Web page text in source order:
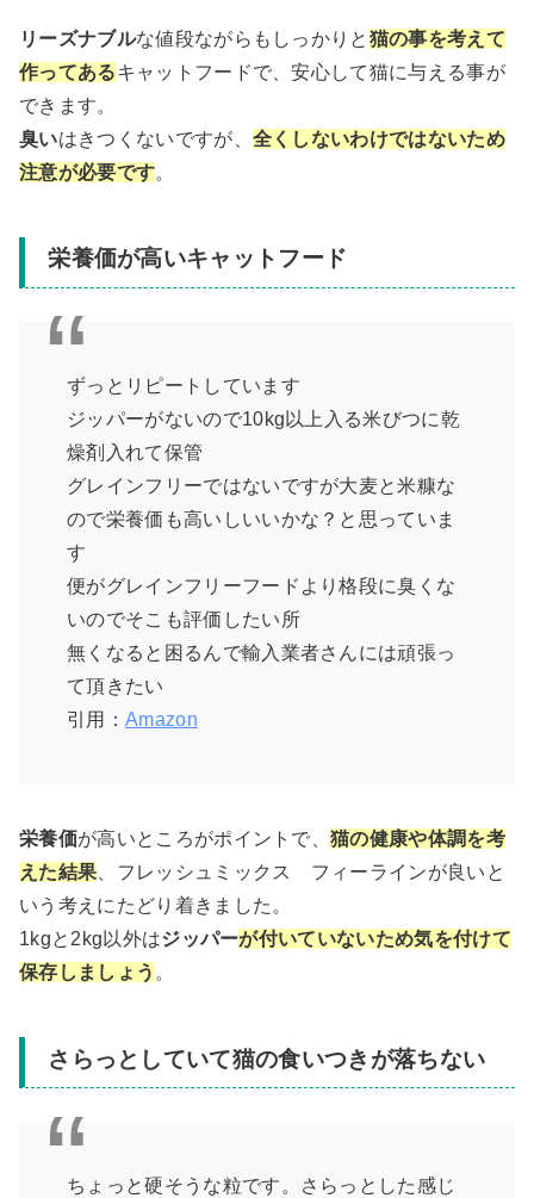
リーズナブルな値段ながらもしっかりと 猫の事を考えて
作ってあるキャットフードで、安心して猫に与える事が
できます。
臭いはきつくないですが、 全くしないわけではないため
注意が必要です。
栄養価が高いキャットフード
ずっとリピートしています
ジッパーがないので10kg以上入る米びつに乾
燥剤入れて保管
グレインフリーではないですが大麦と米糠な
ので栄養価も高いしいいかな？と思っていま
す
便がグレインフリーフードより格段に臭くな
いのでそこも評価したい所
無くなると困るんで輸入業者さんには頑張っ
て頂きたい
引用： Amazon
栄養価が高いところがポイントで、猫の健康や体調を考
えた結果 、フレッシュミックス フィーラインが良いと
いう考えにたどり着きました。
1kgと2kg以外はジッパーが付いていないため気を付けて
保存しましょう 。
さらっとしていて猫の食いつきが落ちない
ちょっと硬そうな粒です。さらっとした感じ